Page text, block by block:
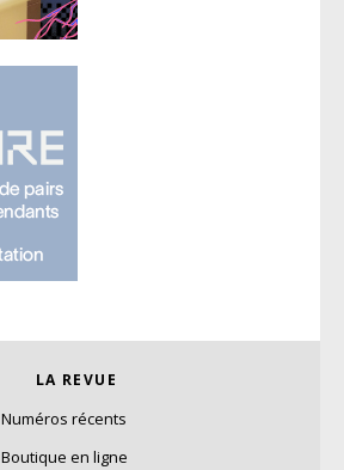
LA REVUE
Numéros récents
Boutique en ligne